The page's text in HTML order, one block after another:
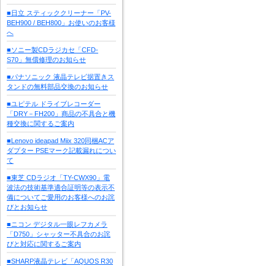
■日立 スティッククリーナー「PV-
BEH900 / BEH800」お使いのお客様
へ
■ソニー製CDラジカセ「CFD-
S70」無償修理のお知らせ
■パナソニック 液晶テレビ据置きス
タンドの無料部品交換のお知らせ
■ユピテル ドライブレコーダー
「DRY－FH200」商品の不具合と機
種交換に関するご案内
■Lenovo ideapad Miix 320同梱ACア
ダプター PSEマーク記載漏れについ
て
■東芝 CDラジオ「TY-CWX90」電
波法の技術基準適合証明等の表示不
備についてご愛用のお客様へのお詫
びとお知らせ
■ニコン デジタル一眼レフカメラ
「D750」シャッター不具合のお詫
びと対応に関するご案内
■SHARP液晶テレビ「AQUOS R30